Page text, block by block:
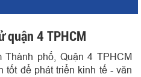
quận 4 TPHCM
Thành phố, Quận 4 TPHCM
tốt để phát triển kinh tế - văn